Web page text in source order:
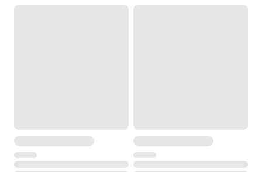
Bluetooth
-
коммуникационные порты